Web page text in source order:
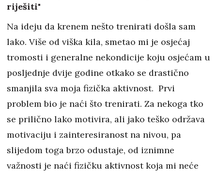
riješiti"
Na ideju da krenem nešto trenirati došla sam
lako. Više od viška kila, smetao mi je osjećaj
tromosti i generalne nekondicije koju osjećam u
posljednje dvije godine otkako se drastično
smanjila sva moja fizička aktivnost. Prvi
problem bio je naći što trenirati. Za nekoga tko
se prilično lako motivira, ali jako teško održava
motivaciju i zainteresiranost na nivou, pa
slijedom toga brzo odustaje, od iznimne
važnosti je naći fizičku aktivnost koja mi neće